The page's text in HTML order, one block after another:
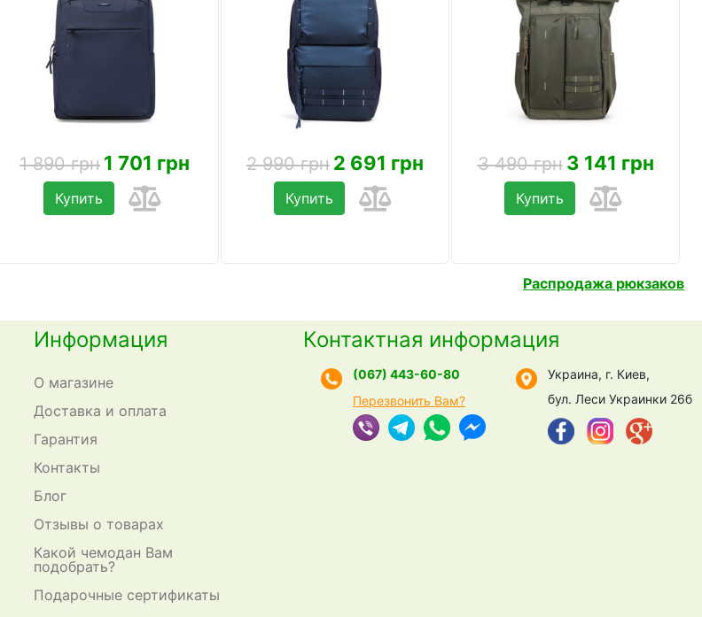
1 890 грн 1 701 грн
Купить
2 990 грн 2 691 грн
Купить
3 490 грн 3 141 грн
Купить
Распродажа рюкзаков
Информация
О магазине
Доставка и оплата
Гарантия
Контакты
Блог
Отзывы о товарах
Какой чемодан Вам
подобрать?
Подарочные сертификаты
Контактная информация
(067) 443-60-80
Перезвонить Вам?
Украина, г. Киев,
бул. Леси Украинки 26б